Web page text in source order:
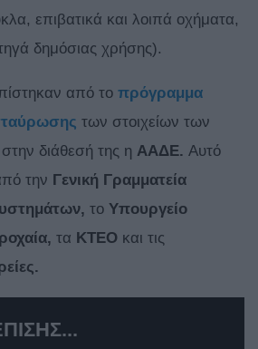
επιβατικά και λοιπά οχήματα,
δημόσιας χρήσης).
από το πρόγραμμα
των στοιχείων των
διάθεσή της η ΑΑΔΕ. Αυτό
την Γενική Γραμματεία
το Υπουργείο
τα ΚΤΕΟ και τις